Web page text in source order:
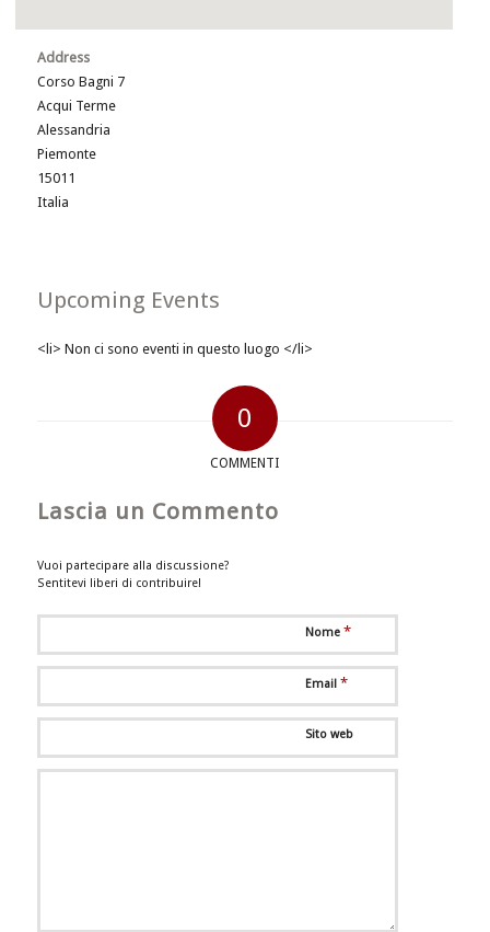
Address
Corso Bagni 7
Acqui Terme
Alessandria
Piemonte
15011
Italia
Upcoming Events
<li> Non ci sono eventi in questo luogo </li>
0
COMMENTI
Lascia un Commento
Vuoi partecipare alla discussione?
Sentitevi liberi di contribuire!
Nome *
Email *
Sito web